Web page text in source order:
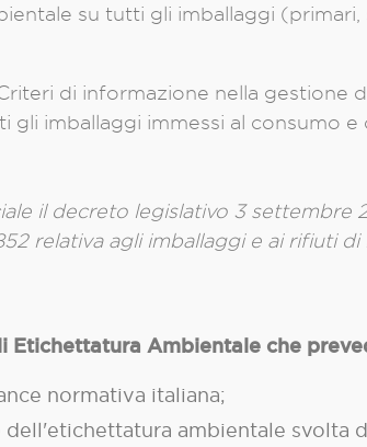
su tutti gli imballaggi
di informazione nella gestione
imballaggi immessi al consumo
il decreto legislativo 3 settembre
relativa agli imballaggi e ai rifiuti di
Etichettatura Ambientale che
normativa italiana;
ambientale svolta